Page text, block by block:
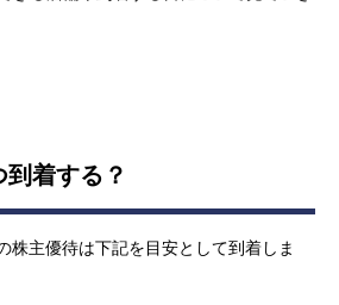
着する？
株主優待は下記を目安として到着しま